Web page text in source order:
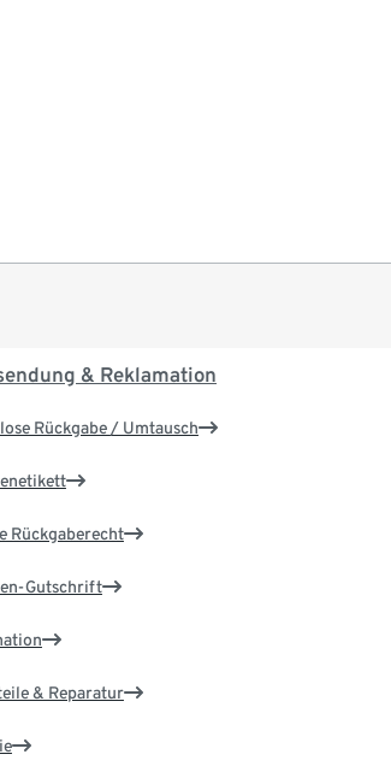
& Reklamation
Rückgabe / Umtausch
Rückgaberecht
Gutschrift
& Reparatur